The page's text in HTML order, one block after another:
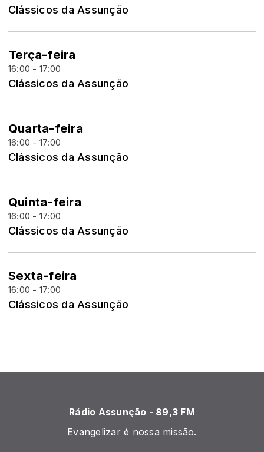
Clássicos da Assunção
Terça-feira
16:00 - 17:00
Clássicos da Assunção
Quarta-feira
16:00 - 17:00
Clássicos da Assunção
Quinta-feira
16:00 - 17:00
Clássicos da Assunção
Sexta-feira
16:00 - 17:00
Clássicos da Assunção
Rádio Assunção - 89,3 FM
Evangelizar é nossa missão.